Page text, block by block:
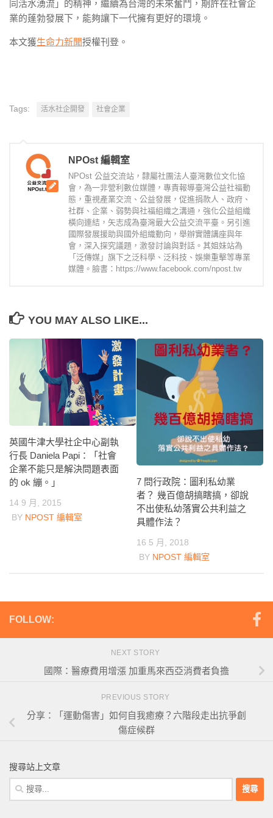
同活水湧流」的精神，繼續為台灣的未來奮鬥，期許在社會企
業的蓬勃發展下，能夠讓下一代擁有更好的環境。
本文獲生命力新聞授權刊登。
Tags: 活水社企開發 社會企業
NPOst 編輯室
NPOst 公益交流站，隸屬社團法人臺灣數位文化協
會，為一非營利數位媒體，專責報導臺灣公益社福動
態，重視產業交流、公益發展，促進捐款人、政府、
社群、企業、弱勢與社福組織之溝通，強化公益組織
橫向連結，矢志成為臺灣最大公益交流平臺。另引進
國際發展援助與國外組織動向，舉辦實體講座與年
會，深入探究議題，激發討論與對話。其姐妹站為
「泛傳媒」旗下之泛科學、泛科技、娛樂重擊等專業
媒體。臉書：https://www.facebook.com/npost.tw
YOU MAY ALSO LIKE...
英國牛津大學社企中心副執
行長 Daniela Papi：「社會
企業不能只是解決問題表面
的 ok 繃。」
14 9 月, 2015
BY NPOST 編輯室
7 問行政院：圖利私幼業
者？ 幾百億胡搞瞎搞，卻說
不出使私幼落實公共利益之
具體作法？
16 5 月, 2018
BY NPOST 編輯室
FOLLOW:
NEXT STORY
國際：醫療費用增漲 加重馬來西亞消費者負擔
PREVIOUS STORY
分享：「運動傷害」如何自我癒療？六階段走出抗爭創
傷症候群
搜尋站上文章
搜
尋